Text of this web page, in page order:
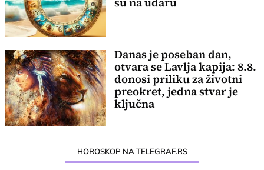
Danas je poseban dan,
otvara se Lavlja kapija: 8.8.
donosi priliku za životni
preokret, jedna stvar je
ključna
HOROSKOP NA TELEGRAF.RS